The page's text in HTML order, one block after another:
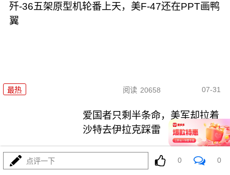
歼-36五架原型机轮番上天，美F-47还在PPT画鸭
翼
最热 阅读 20658 07-31
爱国者只剩半条命，美军却拉着
沙特去伊拉克踩雷
最热
点评一下 0 0